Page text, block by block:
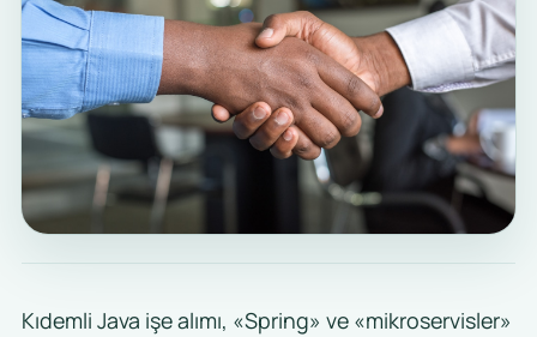
Kıdemli Java işe alımı, «Spring» ve «mikroservisler»